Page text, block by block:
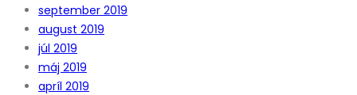
september 2019
august 2019
júl 2019
máj 2019
apríl 2019